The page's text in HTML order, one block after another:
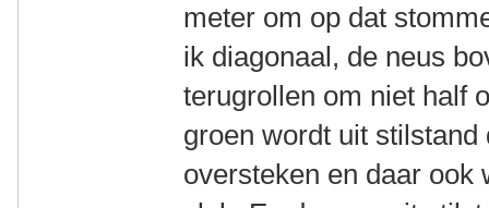
meter om op dat
ik diagonaal, de neus
terugrollen om niet half
groen wordt uit
oversteken en daar ook